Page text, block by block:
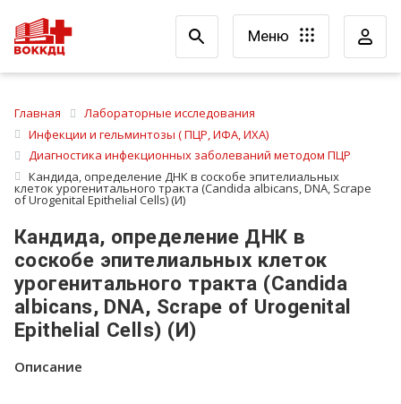
Меню
Главная
Лабораторные исследования
Инфекции и гельминтозы ( ПЦР, ИФА, ИХА)
Диагностика инфекционных заболеваний методом ПЦР
Кандида, определение ДНК в соскобе эпителиальных
клеток урогенитального тракта (Candida albicans, DNA, Scrape
of Urogenital Epithelial Cells) (И)
Кандида, определение ДНК в
соскобе эпителиальных клеток
урогенитального тракта (Candida
albicans, DNA, Scrape of Urogenital
Epithelial Cells) (И)
Описание